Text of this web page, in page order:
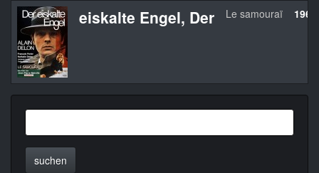
eiskalte Engel, Der Le samouraï 1967
suchen